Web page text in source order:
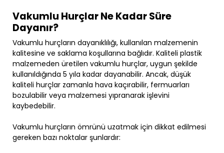
Vakumlu Hurçlar Ne Kadar Süre
Dayanır?
Vakumlu hurçların dayanıklılığı, kullanılan malzemenin
kalitesine ve saklama koşullarına bağlıdır. Kaliteli plastik
malzemeden üretilen vakumlu hurçlar, uygun şekilde
kullanıldığında 5 yıla kadar dayanabilir. Ancak, düşük
kaliteli hurçlar zamanla hava kaçırabilir, fermuarları
bozulabilir veya malzemesi yıpranarak işlevini
kaybedebilir.
Vakumlu hurçların ömrünü uzatmak için dikkat edilmesi
gereken bazı noktalar şunlardır: